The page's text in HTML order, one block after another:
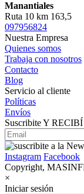
Manantiales
Ruta 10 km 163,5
097956824
Nuestra Empresa
Quienes somos
Trabaja con nosotros
Contacto
Blog
Servicio al cliente
Políticas
Envíos
Suscribite Y
Instagram Facebook
Copyright,
×
Iniciar sesión